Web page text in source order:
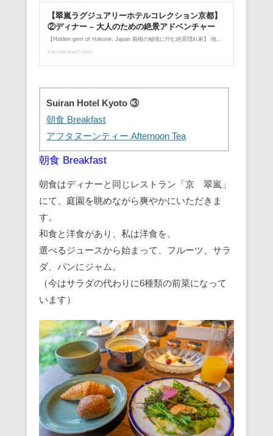
Suiran Hotel Kyoto ③
朝食 Breakfast
アフタヌーンティー Afternoon Tea
朝食 Breakfast
朝食はディナーと同じレストラン「京 翠嵐」
にて、庭園を眺めながら爽やかにいただきま
す。
和食と洋食があり、私は洋食を。
選べるジュースから始まって、フルーツ、サラ
ダ、パンにジャム。
（今はサラダの代わりに6種類の前菜になって
います）